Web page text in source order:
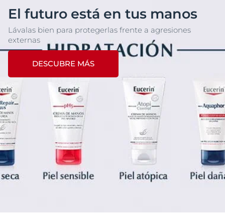
El futuro está en tus manos
Lávalas bien para protegerlas frente a agresiones
externas
DESCUBRE MÁS